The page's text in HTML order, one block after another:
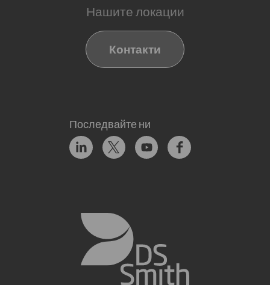
Нашите локации
Контакти
Последвайте ни